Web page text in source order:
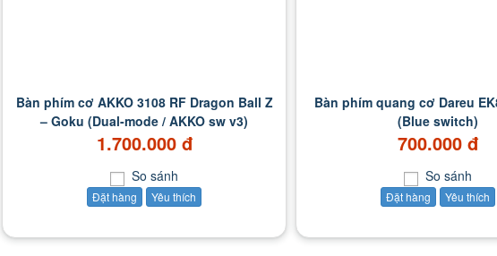
Bàn phím cơ AKKO 3108 RF Dragon Ball Z
– Goku (Dual-mode / AKKO sw v3)
1.700.000 đ
So sánh
Đặt hàng Yêu thích
Bàn phím quang cơ Dareu
(Blue switch)
700.000 đ
So sánh
Đặt hàng Yêu thích